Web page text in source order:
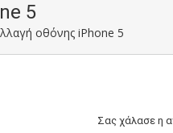
5
οθόνης iPhone 5
Σας χάλασε η